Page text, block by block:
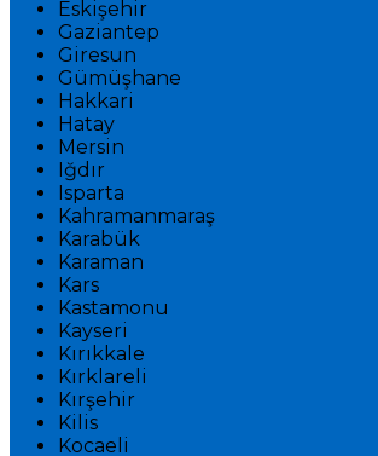
Eskişehir
Gaziantep
Giresun
Gümüşhane
Hakkari
Hatay
Mersin
Iğdır
Isparta
Kahramanmaraş
Karabük
Karaman
Kars
Kastamonu
Kayseri
Kırıkkale
Kırklareli
Kırşehir
Kilis
Kocaeli